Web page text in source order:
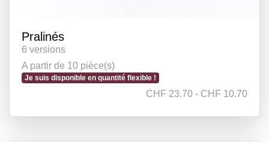
Pralinés
6 versions
A partir de 10 pièce(s)
Je suis disponible en quantité flexible !
CHF 23.70 - CHF 10.70